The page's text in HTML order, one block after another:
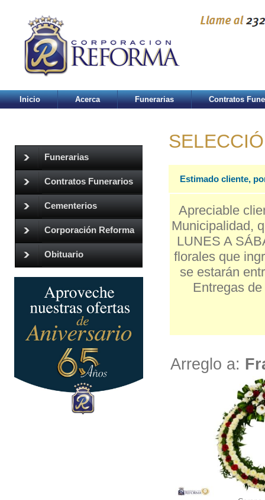
Inicio Acerca Funerarias Contratos
Funerarias
Contratos Funerarios
Cementerios
Corporación Reforma
Obituario
Estimado cliente,
Apreciable
Municipalidad,
LUNES A
florales que
se estarán
Entregas
Arreglo a: